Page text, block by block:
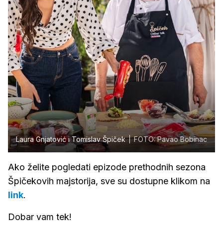
Laura Gnjatović i Tomislav Špiček FOTO: Pavao Bobinac
Ako želite pogledati epizode prethodnih sezona
Špičekovih majstorija, sve su dostupne klikom na
link.
Dobar vam tek!